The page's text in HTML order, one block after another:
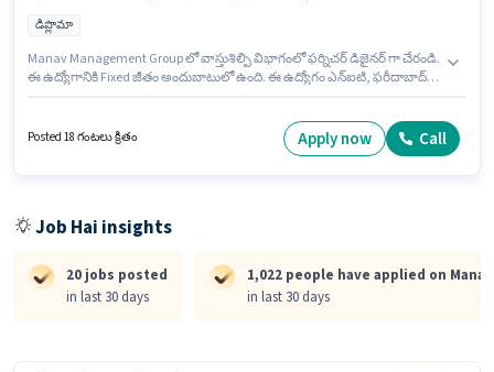
డిప్లొమా
Manav Management Group లో వాస్తుశిల్పి విభాగంలో ఫర్నిచర్ డిజైనర్ గా చేరండి.
ఈ ఉద్యోగానికి Fixed జీతం అందుబాటులో ఉంది. ఈ ఉద్యోగం ఎన్ఐటి, ఫరీదాబాద్
వద్ద 3D Modelling, AutoCAD, Interior Design, PhotoShop, SketchUp ఉండాలి.
Posted 18 గంటలు క్రితం Apply now Call
Job Hai insights
20 jobs posted
in last 30 days
1,022 people have applied on
in last 30 days